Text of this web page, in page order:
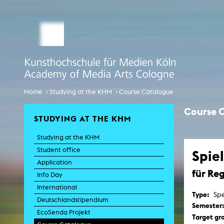
Home › Studying at the KHM › Course Catalogue
Course
für
Type:
Semester:
Target
STUDYING AT THE KHM
Studying at the KHM
Student office
Application
Info Day
International
Deutschlandstipendium
EcoSenda Projekt
Student office
Application
Info Day
International
EcoSenda
International
Course Catalogue
Creative